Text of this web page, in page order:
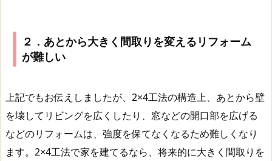
２．あとから大きく間取りを変えるリフォーム
が難しい
上記でもお伝えしましたが、2×4工法の構造上、あとから壁
を壊してリビングを広くしたり、窓などの開口部を広げる
などのリフォームは、強度を保てなくなるため難しくなり
ます。2×4工法で家を建てるなら、将来的に大きく間取りを